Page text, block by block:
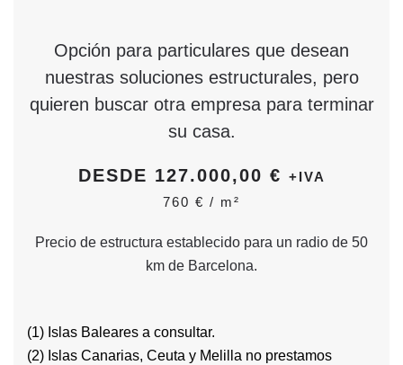
Opción para particulares que desean
nuestras soluciones estructurales, pero
quieren buscar otra empresa para terminar
su casa.
DESDE 127.000,00 € +IVA
760 € / m²
Precio de estructura establecido para un radio de 50
km de Barcelona.
(1) Islas Baleares a consultar.
(2) Islas Canarias, Ceuta y Melilla no prestamos